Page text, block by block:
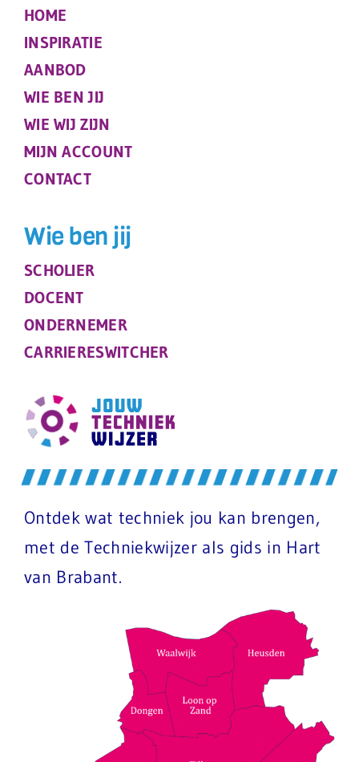
HOME
INSPIRATIE
AANBOD
WIE BEN JIJ
WIE WIJ ZIJN
MIJN ACCOUNT
CONTACT
Wie ben jij
SCHOLIER
DOCENT
ONDERNEMER
CARRIERESWITCHER
Ontdek wat techniek jou kan brengen,
met de Techniekwijzer als gids in Hart
van Brabant.